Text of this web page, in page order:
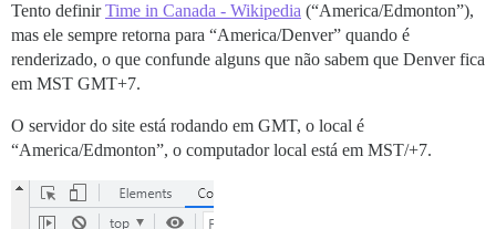
Tento definirTime in Canada - Wikipedia (“America/Edmonton”),
mas ele sempre retorna para “America/Denver” quando é
renderizado, o que confunde alguns que não sabem que Denver fica
em MST GMT+7.
O servidor do site está rodando em GMT, o local é
“America/Edmonton”, o computador local está em MST/+7.